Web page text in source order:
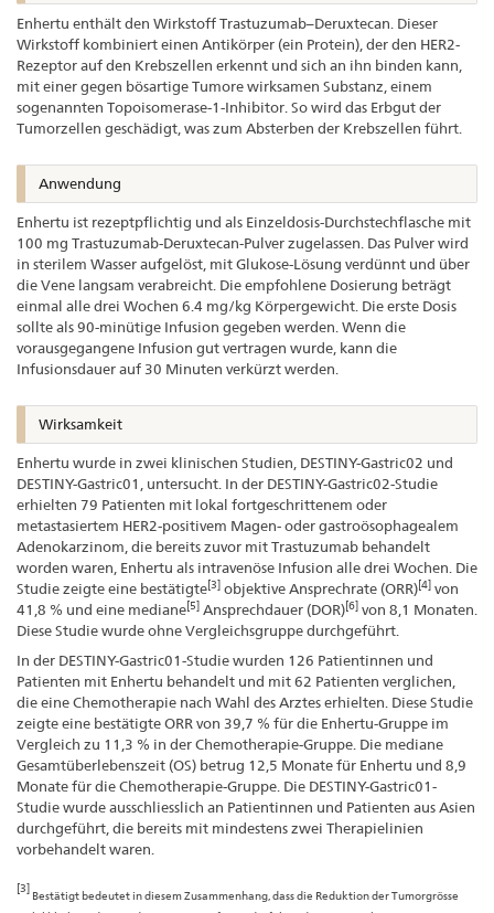
Enhertu enthält den Wirkstoff Trastuzumab–Deruxtecan. Dieser
Wirkstoff kombiniert einen Antikörper (ein Protein), der den HER2-
Rezeptor auf den Krebszellen erkennt und sich an ihn binden kann,
mit einer gegen bösartige Tumore wirksamen Substanz, einem
sogenannten Topoisomerase-1-Inhibitor. So wird das Erbgut der
Tumorzellen geschädigt, was zum Absterben der Krebszellen führt.
Anwendung
Enhertu ist rezeptpflichtig und als Einzeldosis-Durchstechflasche mit
100 mg Trastuzumab-Deruxtecan-Pulver zugelassen. Das Pulver wird
in sterilem Wasser aufgelöst, mit Glukose-Lösung verdünnt und über
die Vene langsam verabreicht. Die empfohlene Dosierung beträgt
einmal alle drei Wochen 6.4 mg/kg Körpergewicht. Die erste Dosis
sollte als 90-minütige Infusion gegeben werden. Wenn die
vorausgegangene Infusion gut vertragen wurde, kann die
Infusionsdauer auf 30 Minuten verkürzt werden.
Wirksamkeit
Enhertu wurde in zwei klinischen Studien, DESTINY-Gastric02 und
DESTINY-Gastric01, untersucht. In der DESTINY-Gastric02-Studie
erhielten 79 Patienten mit lokal fortgeschrittenem oder
metastasiertem HER2-positivem Magen- oder gastroösophagealem
Adenokarzinom, die bereits zuvor mit Trastuzumab behandelt
worden waren, Enhertu als intravenöse Infusion alle drei Wochen. Die
Studie zeigte eine bestätigte[3] objektive Ansprechrate (ORR)[4] von
41,8 % und eine mediane[5] Ansprechdauer (DOR)[6] von 8,1 Monaten.
Diese Studie wurde ohne Vergleichsgruppe durchgeführt.
In der DESTINY-Gastric01-Studie wurden 126 Patientinnen und
Patienten mit Enhertu behandelt und mit 62 Patienten verglichen,
die eine Chemotherapie nach Wahl des Arztes erhielten. Diese Studie
zeigte eine bestätigte ORR von 39,7 % für die Enhertu-Gruppe im
Vergleich zu 11,3 % in der Chemotherapie-Gruppe. Die mediane
Gesamtüberlebenszeit (OS) betrug 12,5 Monate für Enhertu und 8,9
Monate für die Chemotherapie-Gruppe. Die DESTINY-Gastric01-
Studie wurde ausschliesslich an Patientinnen und Patienten aus Asien
durchgeführt, die bereits mit mindestens zwei Therapielinien
vorbehandelt waren.
[3]
Bestätigt bedeutet in diesem Zusammenhang, dass die Reduktion der Tumorgrösse